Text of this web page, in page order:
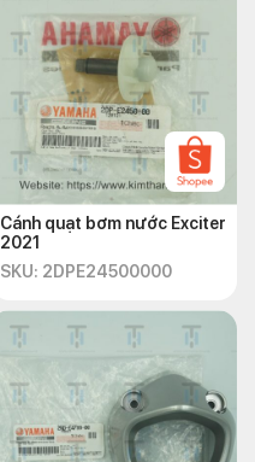
Cánh quạt bơm nước Exciter
2021
SKU: 2DPE24500000